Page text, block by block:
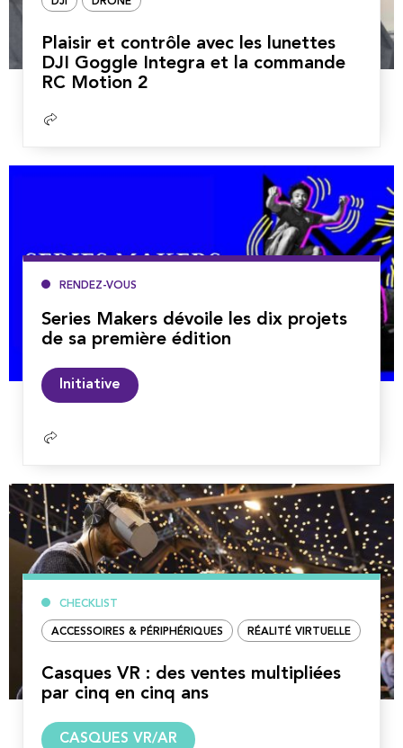
Plaisir et contrôle avec les lunettes
DJI Goggle Integra et la commande
RC Motion 2
Lire
RENDEZ-VOUS
Series Makers dévoile les dix projets
de sa première édition
Initiative
CHECKLIST
ACCESSOIRES & PÉRIPHÉRIQUES RÉALITÉ VIRTUELLE
Casques VR : des ventes multipliées
par cinq en cinq ans
CASQUES VR/AR